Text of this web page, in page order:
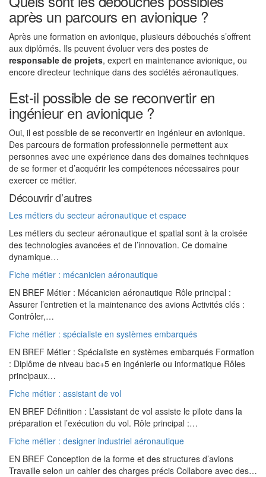
après un parcours en avionique ?
Après une formation en avionique, plusieurs débouchés s’offrent
aux diplômés. Ils peuvent évoluer vers des postes de
responsable de projets, expert en maintenance avionique, ou
encore directeur technique dans des sociétés aéronautiques.
Est-il possible de se reconvertir en
ingénieur en avionique ?
Oui, il est possible de se reconvertir en ingénieur en avionique.
Des parcours de formation professionnelle permettent aux
personnes avec une expérience dans des domaines techniques
de se former et d’acquérir les compétences nécessaires pour
exercer ce métier.
Découvrir d’autres
Les métiers du secteur aéronautique et espace
Les métiers du secteur aéronautique et spatial sont à la croisée
des technologies avancées et de l’innovation. Ce domaine
dynamique…
Fiche métier : mécanicien aéronautique
EN BREF Métier : Mécanicien aéronautique Rôle principal :
Assurer l’entretien et la maintenance des avions Activités clés :
Contrôler,…
Fiche métier : spécialiste en systèmes embarqués
EN BREF Métier : Spécialiste en systèmes embarqués Formation
: Diplôme de niveau bac+5 en ingénierie ou informatique Rôles
principaux…
Fiche métier : assistant de vol
EN BREF Définition : L’assistant de vol assiste le pilote dans la
préparation et l’exécution du vol. Rôle principal :…
Fiche métier : designer industriel aéronautique
EN BREF Conception de la forme et des structures d’avions
Travaille selon un cahier des charges précis Collabore avec des…